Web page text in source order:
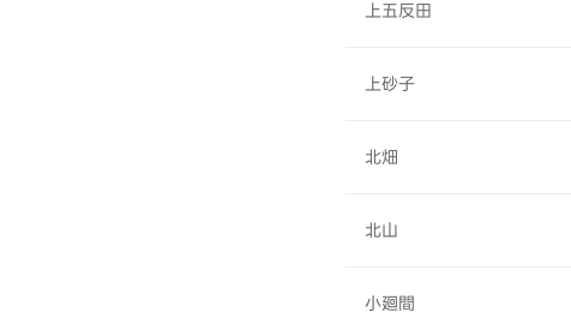
上五反田
上砂子
北畑
北山
小廻間